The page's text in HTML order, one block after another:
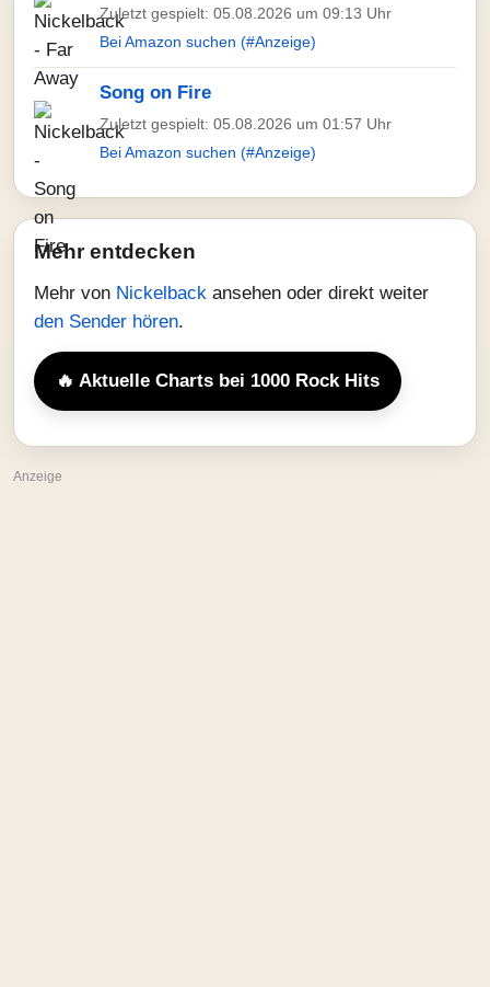
Zuletzt gespielt: 05.08.2026 um 09:13 Uhr
Bei Amazon suchen (#Anzeige)
Song on Fire
Zuletzt gespielt: 05.08.2026 um 01:57 Uhr
Bei Amazon suchen (#Anzeige)
Mehr entdecken
Mehr von Nickelback ansehen oder direkt weiter
den Sender hören.
🔥 Aktuelle Charts bei 1000 Rock Hits
Anzeige